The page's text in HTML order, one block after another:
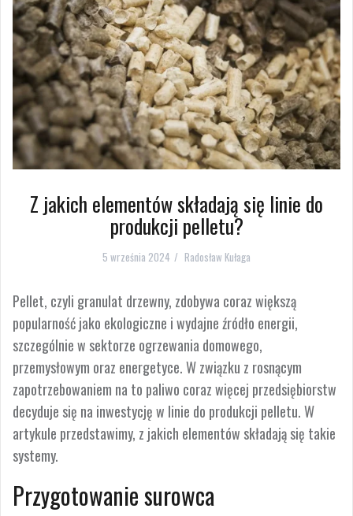
Z jakich elementów składają się linie do
produkcji pelletu?
5 września 2024 Radosław Kułaga
Pellet, czyli granulat drzewny, zdobywa coraz większą
popularność jako ekologiczne i wydajne źródło energii,
szczególnie w sektorze ogrzewania domowego,
przemysłowym oraz energetyce. W związku z rosnącym
zapotrzebowaniem na to paliwo coraz więcej przedsiębiorstw
decyduje się na inwestycję w linie do produkcji pelletu. W
artykule przedstawimy, z jakich elementów składają się takie
systemy.
Przygotowanie surowca